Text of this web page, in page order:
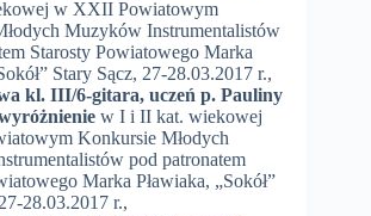
w XXII Powiatowym
Muzyków Instrumentalistów
Starosty Powiatowego Marka
Stary Sącz, 27-28.03.2017 r.,
kl. III/6-gitara, uczeń p. Pauliny
w I i II kat. wiekowej
Konkursie Młodych
pod patronatem
Marka Pławiaka, „Sokół”
28.03.2017 r.,